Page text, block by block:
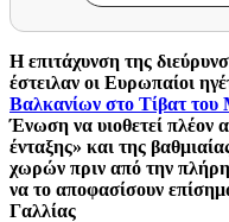
Η επιτάχυνση της
έστειλαν οι Ευρωπαίοι
Βαλκανίων στο Τίβατ του
Ένωση να υιοθετεί πλέον
ένταξης» και της
χωρών πριν από την
να το αποφασίσουν
Γαλλίας